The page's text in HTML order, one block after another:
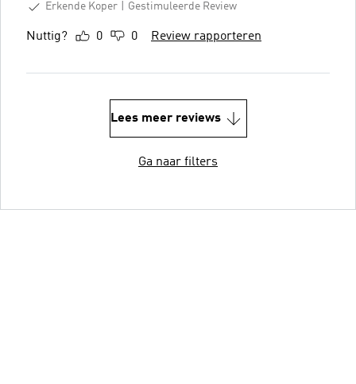
Erkende Koper
Gestimuleerde Review
Nuttig? 0 0 Review rapporteren
Lees meer reviews
Ga naar filters